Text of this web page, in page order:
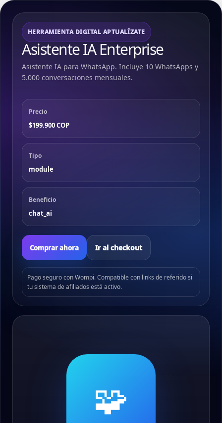
HERRAMIENTA DIGITAL APTUALÍZATE
Asistente IA Enterprise
Asistente IA para WhatsApp. Incluye 10 WhatsApps y
5.000 conversaciones mensuales.
Precio
$199.900 COP
Tipo
module
Beneficio
chat_ai
Comprar ahora Ir al checkout
Pago seguro con Wompi. Compatible con links de referido si
tu sistema de afiliados está activo.
🧩